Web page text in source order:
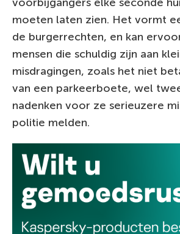
moeten laten zien. Het vormt
de burgerrechten, en kan
mensen die schuldig zijn aan
misdragingen, zoals het niet
van een parkeerboete, wel
nadenken voor ze serieuzere
politie melden.